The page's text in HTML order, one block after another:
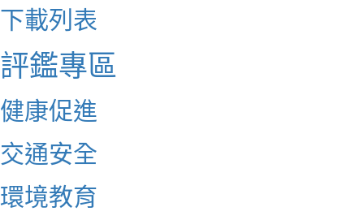
下載列表
評鑑專區
健康促進
交通安全
環境教育